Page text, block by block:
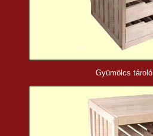
Gyümölcs tároló